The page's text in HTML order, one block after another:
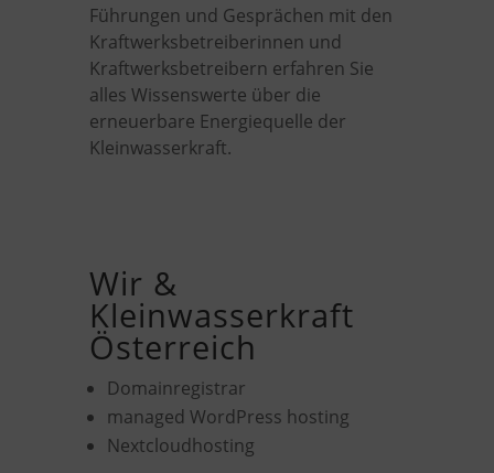
Führungen und Gesprächen mit den
Kraftwerksbetreiberinnen und
Kraftwerksbetreibern erfahren Sie
alles Wissenswerte über die
erneuerbare Energiequelle der
Kleinwasserkraft.
Wir &
Kleinwasserkraft
Österreich
Domainregistrar
managed WordPress hosting
Nextcloudhosting